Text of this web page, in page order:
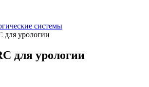
системы
урологии
для урологии